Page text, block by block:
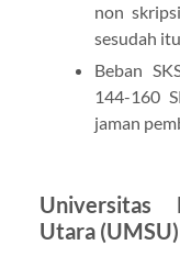
non
sesudah
Beban
144-160
jaman
Universitas
Utara (UMSU)